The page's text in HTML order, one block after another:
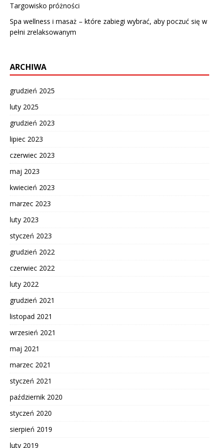
Targowisko próżności
Spa wellness i masaż – które zabiegi wybrać, aby poczuć się w
pełni zrelaksowanym
ARCHIWA
grudzień 2025
luty 2025
grudzień 2023
lipiec 2023
czerwiec 2023
maj 2023
kwiecień 2023
marzec 2023
luty 2023
styczeń 2023
grudzień 2022
czerwiec 2022
luty 2022
grudzień 2021
listopad 2021
wrzesień 2021
maj 2021
marzec 2021
styczeń 2021
październik 2020
styczeń 2020
sierpień 2019
luty 2019